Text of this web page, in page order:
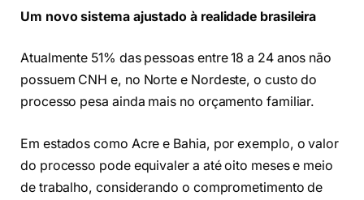
Um novo sistema ajustado à realidade brasileira
Atualmente 51% das pessoas entre 18 a 24 anos não
possuem CNH e, no Norte e Nordeste, o custo do
processo pesa ainda mais no orçamento familiar.
Em estados como Acre e Bahia, por exemplo, o valor
do processo pode equivaler a até oito meses e meio
de trabalho, considerando o comprometimento de